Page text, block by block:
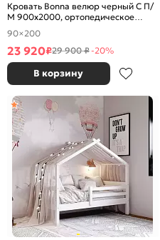
Кровать Bonna велюр черный С П/
М 900x2000, ортопедическое
основание, изголовье мягкое
90×200
23 920₽29 900 ₽-20%
В корзину